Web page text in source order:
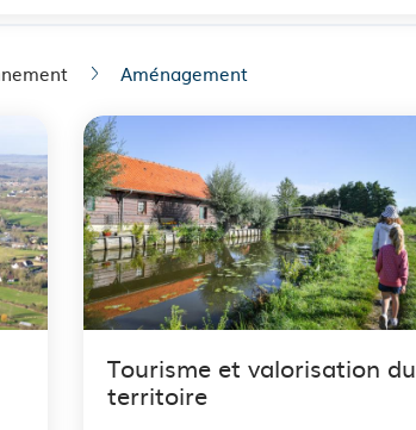
Aménagement
Tourisme et valorisation du
territoire